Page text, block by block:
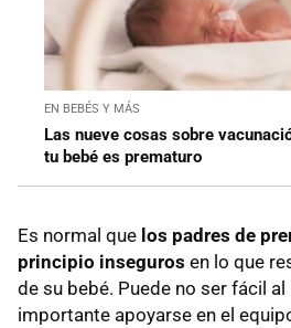
EN BEBÉS Y MÁS
Las nueve cosas sobre
tu bebé es prematuro
Es normal que los padres de
principio inseguros en lo que
de su bebé. Puede no ser fácil
importante apoyarse en el